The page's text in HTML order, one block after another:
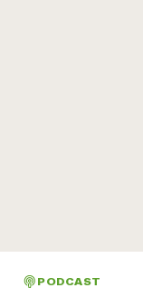
PODCAST